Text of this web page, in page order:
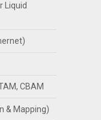
Liquid
CBAM
& Mapping)